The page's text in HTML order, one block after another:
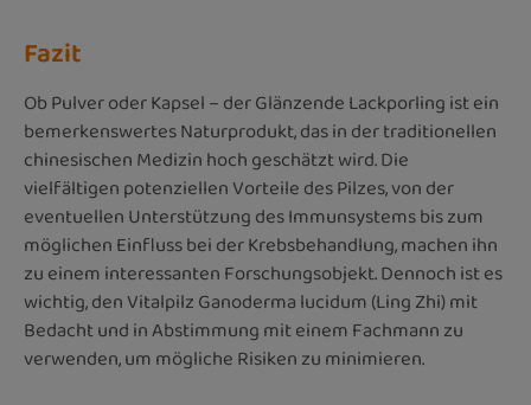
Fazit
Ob Pulver oder Kapsel – der Glänzende Lackporling ist ein
bemerkenswertes Naturprodukt, das in der traditionellen
chinesischen Medizin hoch geschätzt wird. Die
vielfältigen potenziellen Vorteile des Pilzes, von der
eventuellen Unterstützung des Immunsystems bis zum
möglichen Einfluss bei der Krebsbehandlung, machen ihn
zu einem interessanten Forschungsobjekt. Dennoch ist es
wichtig, den Vitalpilz Ganoderma lucidum (Ling Zhi) mit
Bedacht und in Abstimmung mit einem Fachmann zu
verwenden, um mögliche Risiken zu minimieren.